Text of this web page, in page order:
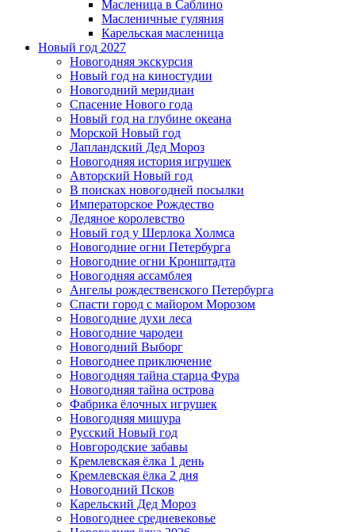
Масленица в Саблино
Масленичные гуляния
Карельская масленица
Новый год 2027
Новогодняя экскурсия
Новый год на киностудии
Новогодний меридиан
Спасение Нового года
Новый год на глубине океана
Морской Новый год
Лапландский Дед Мороз
Новогодняя история игрушек
Авторский Новый год
В поисках новогодней посылки
Императорское Рождество
Ледяное королевство
Новый год у Шерлока Холмса
Новогодние огни Петербурга
Новогодние огни Кронштадта
Новогодняя ассамблея
Ангелы рождественского Петербурга
Спасти город с майором Морозом
Новогодние духи леса
Новогодние чародеи
Новогодний Выборг
Новогоднее приключение
Новогодняя тайна старца Фура
Новогодняя тайна острова
Фабрика ёлочных игрушек
Новогодняя мишура
Русский Новый год
Новгородские забавы
Кремлевская ёлка 1 день
Кремлевская ёлка 2 дня
Новогодний Псков
Карельский Дед Мороз
Новогоднее средневековье